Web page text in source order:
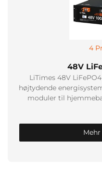
4
48V
LiTimes 48V
højtydende
moduler til
kontinuerlig effekt,
batteribanker – ideelt,